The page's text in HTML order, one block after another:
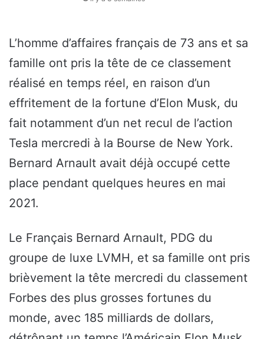
L’homme d’affaires français de 73 ans et sa
famille ont pris la tête de ce classement
réalisé en temps réel, en raison d’un
effritement de la fortune d’Elon Musk, du
fait notamment d’un net recul de l’action
Tesla mercredi à la Bourse de New York.
Bernard Arnault avait déjà occupé cette
place pendant quelques heures en mai
2021.
Le Français Bernard Arnault, PDG du
groupe de luxe LVMH, et sa famille ont pris
brièvement la tête mercredi du classement
Forbes des plus grosses fortunes du
monde, avec 185 milliards de dollars,